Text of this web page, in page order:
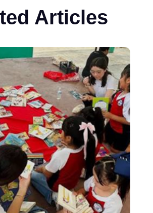
Articles